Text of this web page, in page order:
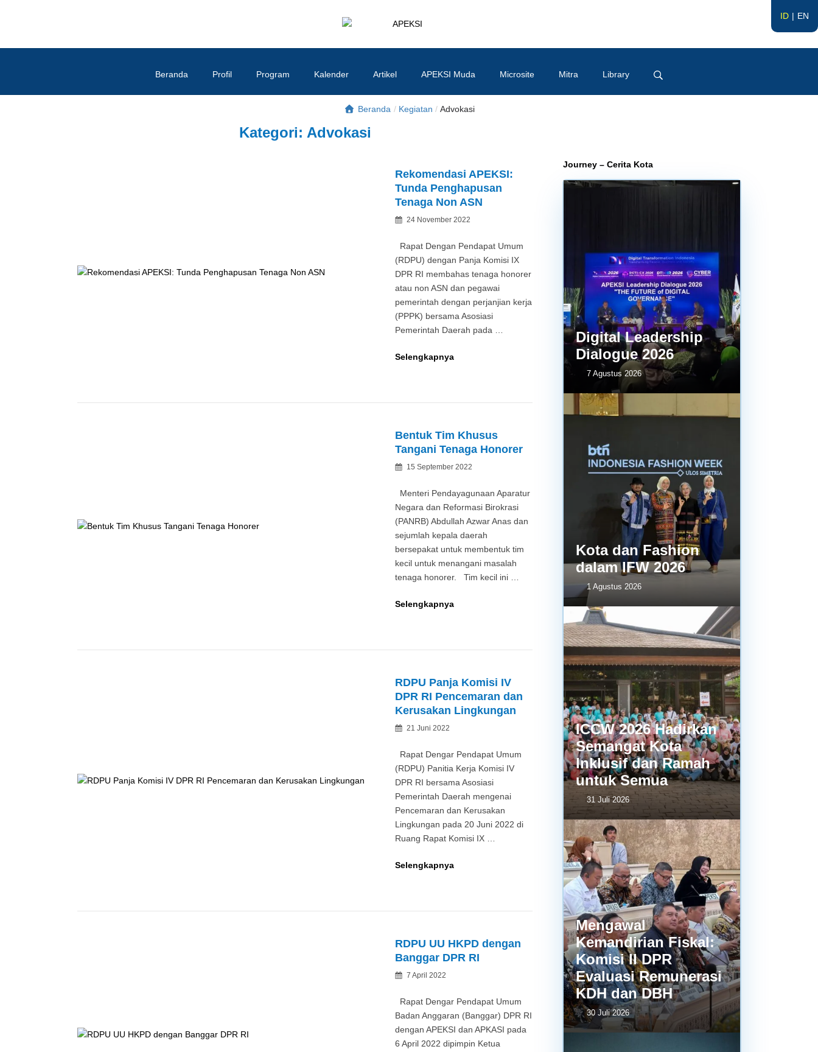
ID EN
APEKSI
Beranda Profil Program Kalender Artikel APEKSI Muda Microsite Mitra Library
Beranda / Kegiatan / Advokasi
Kategori: Advokasi
Rekomendasi APEKSI:
Tunda Penghapusan
Tenaga Non ASN
Posted
24 November 2022
Rapat Dengan Pendapat Umum
(RDPU) dengan Panja Komisi IX
DPR RI membahas tenaga honorer
atau non ASN dan pegawai
pemerintah dengan perjanjian kerja
(PPPK) bersama Asosiasi
Pemerintah Daerah pada …
Selengkapnya
ASN
Bentuk Tim Khusus
Tangani Tenaga Honorer
Posted
15 September 2022
Menteri Pendayagunaan Aparatur
Negara dan Reformasi Birokrasi
(PANRB) Abdullah Azwar Anas dan
sejumlah kepala daerah
bersepakat untuk membentuk tim
kecil untuk menangani masalah
tenaga honorer. Tim kecil ini …
Selengkapnya
RDPU Panja Komisi IV
DPR RI Pencemaran dan
Kerusakan Lingkungan
Posted
21 Juni 2022
Rapat Dengar Pendapat Umum
(RDPU) Panitia Kerja Komisi IV
DPR RI bersama Asosiasi
Pemerintah Daerah mengenai
Pencemaran dan Kerusakan
Lingkungan pada 20 Juni 2022 di
Ruang Rapat Komisi IX …
Selengkapnya
Pencemaran
dan
RDPU UU HKPD dengan
Banggar DPR RI
Posted
7 April 2022
Rapat Dengar Pendapat Umum
Badan Anggaran (Banggar) DPR RI
dengan APEKSI dan APKASI pada
6 April 2022 dipimpin Ketua
Journey – Cerita Kota
Digital Leadership
Dialogue 2026
7 Agustus 2026
Kota dan Fashion
dalam IFW 2026
1 Agustus 2026
ICCW 2026 Hadirkan
Semangat Kota
Inklusif dan Ramah
untuk Semua
31 Juli 2026
Mengawal
Kemandirian Fiskal:
Komisi II DPR
Evaluasi Remunerasi
KDH dan DBH
30 Juli 2026